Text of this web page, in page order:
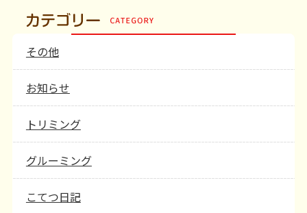
その他
お知らせ
トリミング
グルーミング
こてつ日記